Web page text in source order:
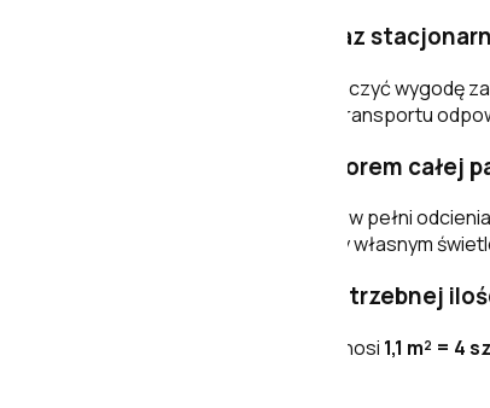
Sprzedaż internetowa oraz
Kupując w Stemar, możesz połączyć
dobrać zapas i ustalić sposób transportu
Zamów próbkę przed wyborem całej
Zdjęcie na ekranie nie pokazuje w pełni
Acadian Haya i sprawdzić ją przy własnym
Pakowanie i obliczanie potrzebnej
Pakowanie dla tego formatu wynosi 1,1 m² = 4